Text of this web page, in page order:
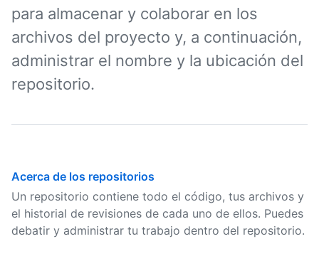
para almacenar y colaborar en los
archivos del proyecto y, a continuación,
administrar el nombre y la ubicación del
repositorio.
Acerca de los repositorios
Un repositorio contiene todo el código, tus archivos y
el historial de revisiones de cada uno de ellos. Puedes
debatir y administrar tu trabajo dentro del repositorio.